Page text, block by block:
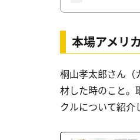
本場アメリ
桐山孝太郎さん（
材した時のこと。
クルについて紹介